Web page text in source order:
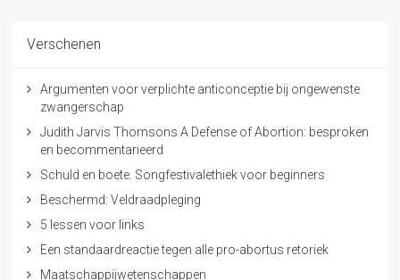
Verschenen
Argumenten voor verplichte anticonceptie bij ongewenste
zwangerschap
Judith Jarvis Thomsons A Defense of Abortion: besproken
en becommentarieerd
Schuld en boete. Songfestivalethiek voor beginners
Beschermd: Veldraadpleging
5 lessen voor links
Een standaardreactie tegen alle pro-abortus retoriek
Maatschappijwetenschappen